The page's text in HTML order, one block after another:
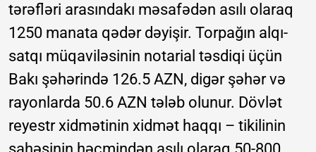
tərəfləri arasındakı məsafədən asılı olaraq
1250 manata qədər dəyişir. Torpağın alqı-
satqı müqaviləsinin notarial təsdiqi üçün
Bakı şəhərində 126.5 AZN, digər şəhər və
rayonlarda 50.6 AZN tələb olunur. Dövlət
reyestr xidmətinin xidmət haqqı – tikilinin